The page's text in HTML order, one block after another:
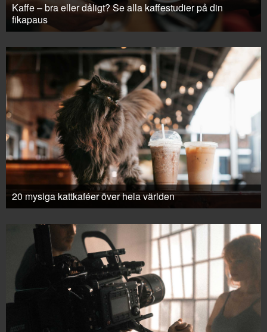
Kaffe – bra eller dåligt? Se alla kaffestudier på din
fikapaus
20 mysiga kattkaféer över hela världen